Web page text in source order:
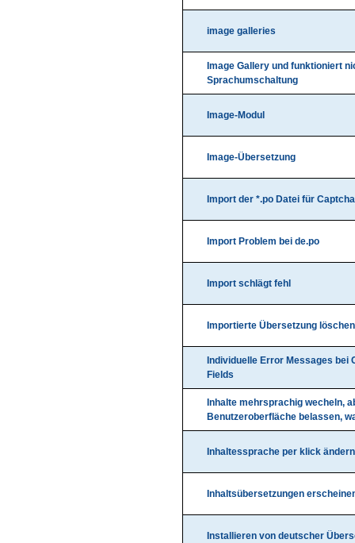
image galleries
Image Gallery und funktioniert
Sprachumschaltung
Image-Modul
Image-Übersetzung
Import der *.po Datei für
Import Problem bei de.po
Import schlägt fehl
Importierte Übersetzung löschen
Individuelle Error Messages bei
Fields
Inhalte mehrsprachig wecheln,
Benutzeroberfläche belassen,
Inhaltessprache per klick
Inhaltsübersetzungen
Installieren von deutscher